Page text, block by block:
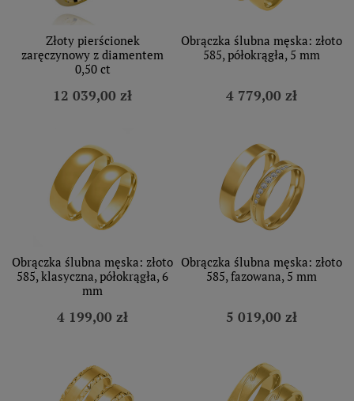
Złoty pierścionek
zaręczynowy z diamentem
0,50 ct
12 039,00 zł
Obrączka ślubna męska: złoto
585, półokrągła, 5 mm
4 779,00 zł
Obrączka ślubna męska: złoto
585, klasyczna, półokrągła, 6
mm
4 199,00 zł
Obrączka ślubna męska: złoto
585, fazowana, 5 mm
5 019,00 zł